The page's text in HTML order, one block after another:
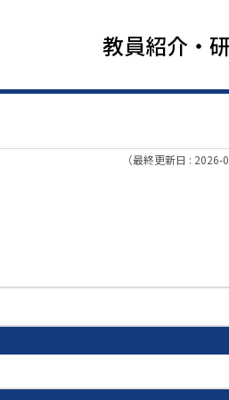
教員紹介・
（最終更新日 : 2026-